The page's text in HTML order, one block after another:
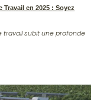
en 2025 : Soyez
travail subit une profonde